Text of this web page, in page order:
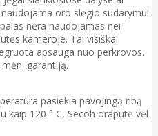
oro slėgio sudarymui
nėra naudojamas nei
kameroje. Tai visiškai
apsauga nuo perkrovos.
garantiją.
pasiekia pavojingą ribą
kaip 120 ° C, Secoh orapūtė vėl